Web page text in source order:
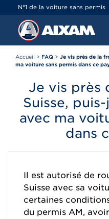
N°1 de la voiture sans permis
Accueil > FAQ > Je vis près de la
ma voiture sans permis dans ce
Je vis près
Suisse,
avec ma
dans
Il est autorisé de
Suisse avec sa
certaines
du permis AM,
Panneau de gestion des